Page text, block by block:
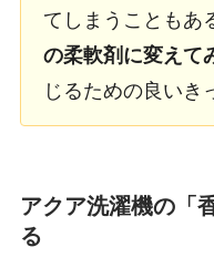
てしまうこともあ
の柔軟剤に変えて
じるための良いき
アクア洗濯機の「
る